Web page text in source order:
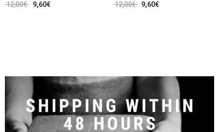
12,00€ 9,60€
12,00€ 9,60€